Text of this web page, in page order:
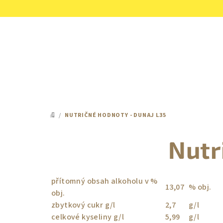
na
DOMOV
/ NUTRIČNÉ HODNOTY - DUNAJ L35
přítomný obsah alkoholu v %
obj.
13,07 % obj.
zbytkový cukr g/l
2,7
g/l
celkové kyseliny g/l
5,99
g/l